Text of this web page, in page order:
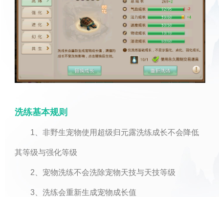
洗练基本规则
1、非野生宠物使用超级归元露洗练成长不会降低
其等级与强化等级
2、宠物洗练不会洗除宠物天技与天技等级
3、洗练会重新生成宠物成长值